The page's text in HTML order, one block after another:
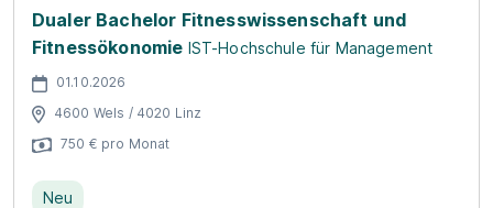
Dualer Bachelor Fitnesswissenschaft und
Fitnessökonomie IST-Hochschule für Management
01.10.2026
4600 Wels / 4020 Linz
750 € pro Monat
Neu